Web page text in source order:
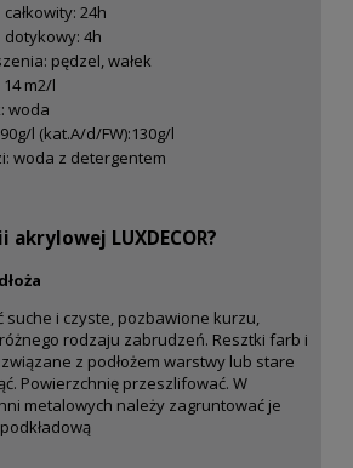
24h
dotykowy: 4h
pędzel, wałek
m2/l
woda
l (kat.A/d/FW):130g/l
woda z detergentem
akrylowej LUXDECOR?
suche i czyste, pozbawione kurzu,
rodzaju zabrudzeń. Resztki farb i
z podłożem warstwy lub stare
Powierzchnię przeszlifować. W
metalowych należy zagruntować je